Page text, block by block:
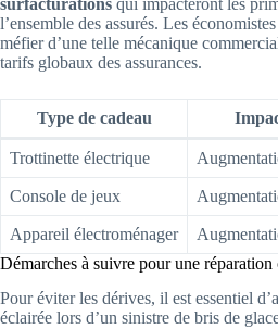
l’ensemble des assurés. Les
méfier d’une telle mécanique
tarifs globaux des assurances.
Type de cadeau
Trottinette électrique
Console de jeux
Appareil électroménager
Démarches à suivre pour une réparation
Pour éviter les dérives, il est essentiel
éclairée lors d’un sinistre de bris de